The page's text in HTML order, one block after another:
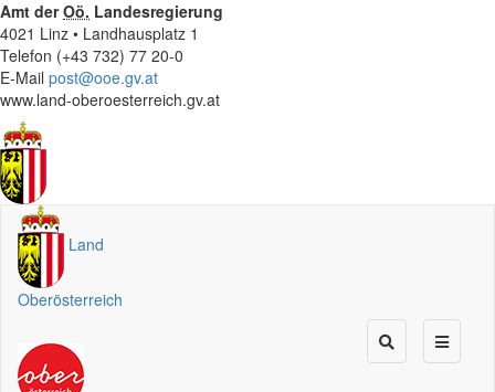
Amt derOö. Landesregierung
4021 Linz • Landhausplatz 1
Telefon (+43 732) 77 20-0
E-Mail post@ooe.gv.at
www.land-oberoesterreich.gv.at
Land
Oberösterreich